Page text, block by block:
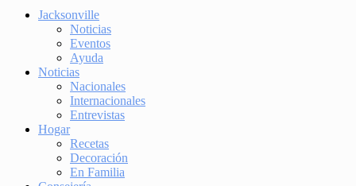
Jacksonville
Noticias
Eventos
Ayuda
Noticias
Nacionales
Internacionales
Entrevistas
Hogar
Recetas
Decoración
En Familia